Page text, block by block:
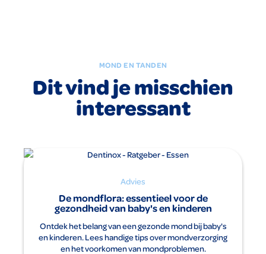
MOND EN TANDEN
Dit vind je misschien
interessant
Advies
De mondflora: essentieel voor de
gezondheid van baby's en kinderen
Ontdek het belang van een gezonde mond bij baby's
en kinderen. Lees handige tips over mondverzorging
en het voorkomen van mondproblemen.